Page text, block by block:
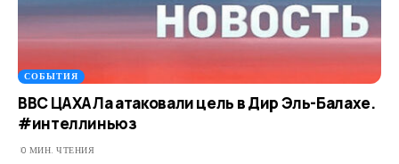
СОБЫТИЯ
ВВС ЦАХАЛа атаковали цель в Дир Эль-Балахе.
#интеллиньюз
0 МИН. ЧТЕНИЯ